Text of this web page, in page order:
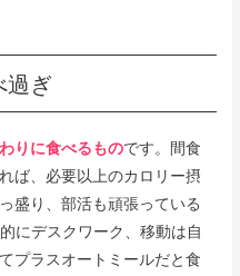
ぎ
りに食べるものです。間食
ば、必要以上のカロリー摂
盛り、部活も頑張っている
にデスクワーク、移動は自
プラスオートミールだと食